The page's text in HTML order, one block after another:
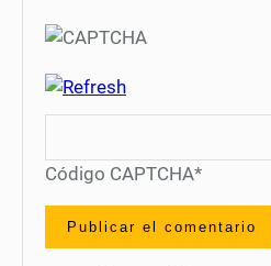
Código CAPTCHA*